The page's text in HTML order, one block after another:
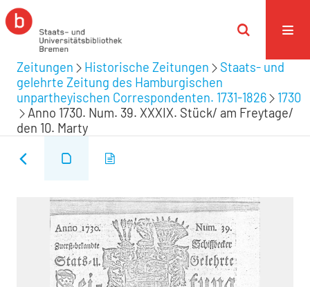
Zeitungen Historische Zeitungen
Staats- und
gelehrte Zeitung des Hamburgischen
unpartheyischen Correspondenten. 1731-1826
1730
Anno 1730. Num. 39. XXXIX. Stück/ am Freytage/
den 10. Marty